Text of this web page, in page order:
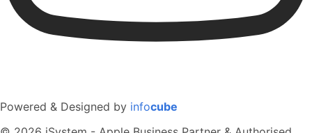
Powered & Designed by infocube